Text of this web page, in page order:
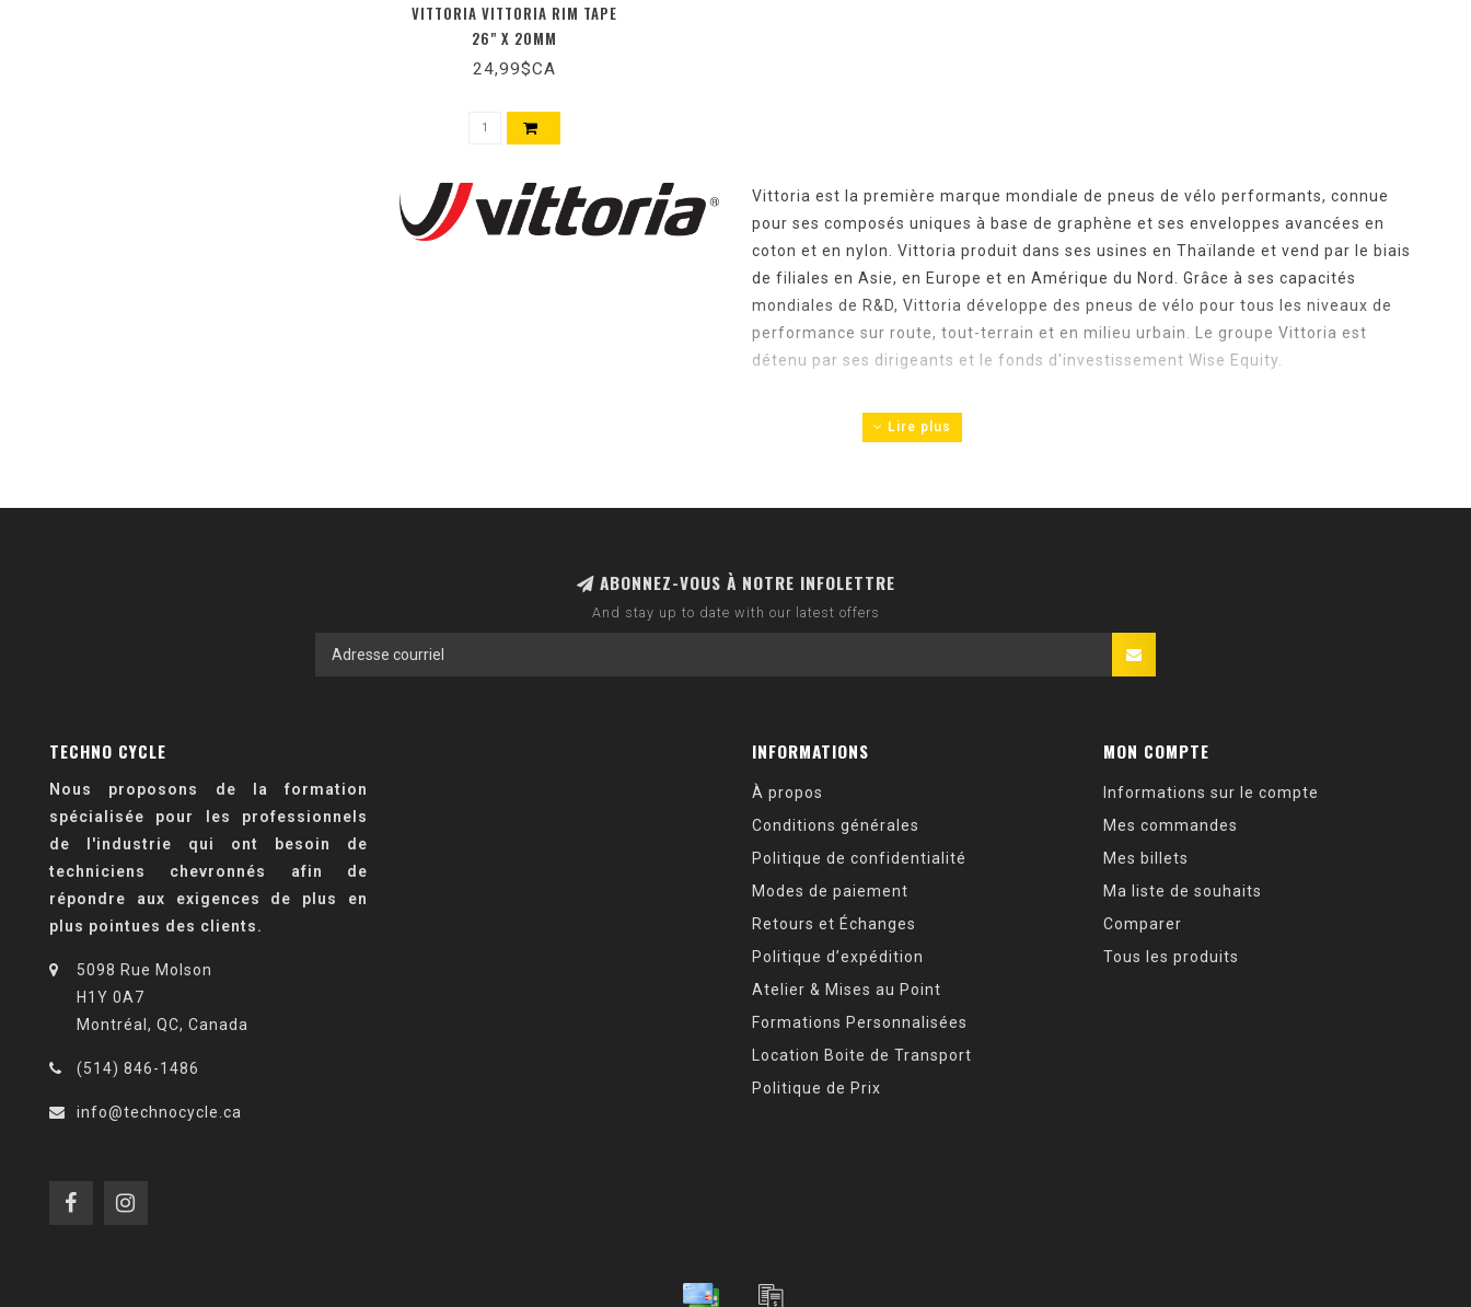
VITTORIA VITTORIA RIM TAPE
26" X 20MM
24,99$CA
Vittoria est la première marque mondiale de pneus de vélo performants, connue
pour ses composés uniques à base de graphène et ses enveloppes avancées en
coton et en nylon. Vittoria produit dans ses usines en Thaïlande et vend par le biais
de filiales en Asie, en Europe et en Amérique du Nord. Grâce à ses capacités
mondiales de R&D, Vittoria développe des pneus de vélo pour tous les niveaux de
performance sur route, tout-terrain et en milieu urbain. Le groupe Vittoria est
détenu par ses dirigeants et le fonds d'investissement Wise Equity.
Lire plus
ABONNEZ-VOUS À NOTRE INFOLETTRE
And stay up to date with our latest offers
TECHNO CYCLE
Nous proposons de la formation
spécialisée pour les professionnels
de l'industrie qui ont besoin de
techniciens chevronnés afin de
répondre aux exigences de plus en
plus pointues des clients.
5098 Rue Molson
H1Y 0A7
Montréal, QC, Canada
(514) 846-1486
info@technocycle.ca
INFORMATIONS
À propos
Conditions générales
Politique de confidentialité
Modes de paiement
Retours et Échanges
Politique d’expédition
Atelier & Mises au Point
Formations Personnalisées
Location Boite de Transport
Politique de Prix
MON COMPTE
Informations sur le compte
Mes commandes
Mes billets
Ma liste de souhaits
Comparer
Tous les produits